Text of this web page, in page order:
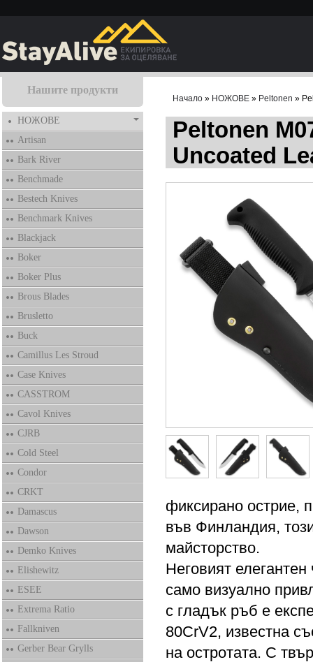
Нашите продукти
НОЖОВЕ
Artisan
Bark River
Benchmade
Bestech Knives
Benchmark Knives
Blackjack
Boker
Boker Plus
Brous Blades
Brusletto
Buck
Camillus Les Stroud
Case Knives
CASSTROM
Cavol Knives
CJRB
Cold Steel
Condor
CRKT
Damascus
Dawson
Demko Knives
Elishewitz
ESEE
Extrema Ratio
Fallkniven
Gerber Bear Grylls
Начало» НОЖОВЕ» Peltonen »
Peltonen
Uncoated
фиксирано острие,
във Финландия,
майсторство.
Неговият
само визуално
с гладък ръб е
80CrV2, известна
на остротата. С